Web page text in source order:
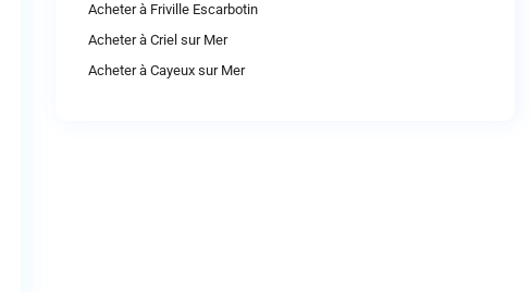
Acheter à Friville Escarbotin
Acheter à Criel sur Mer
Acheter à Cayeux sur Mer